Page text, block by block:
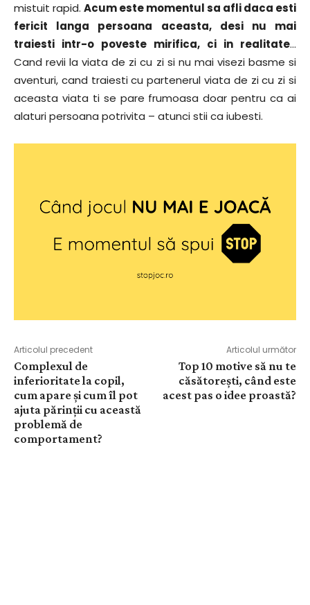
mistuit rapid. Acum este momentul sa afli daca esti
fericit langa persoana aceasta, desi nu mai
traiesti intr-o poveste mirifica, ci in realitate…
Cand revii la viata de zi cu zi si nu mai visezi basme si
aventuri, cand traiesti cu partenerul viata de zi cu zi si
aceasta viata ti se pare frumoasa doar pentru ca ai
alaturi persoana potrivita – atunci stii ca iubesti.
Articolul precedent
Complexul de
inferioritate la copil,
cum apare și cum îl pot
ajuta părinții cu această
problemă de
comportament?
Articolul următor
Top 10 motive să nu te
căsătorești, când este
acest pas o idee proastă?